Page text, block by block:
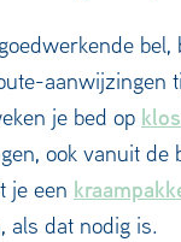
aanwijzingen
je bed op
ook vanuit
je een
als dat nodig is.